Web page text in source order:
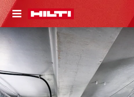
CONTENT